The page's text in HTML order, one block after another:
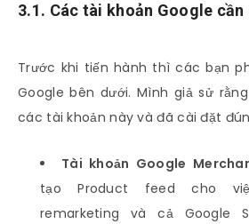
3.1. Các tài khoản Google cần
Trước khi tiến hành thì các bạn
Google bên dưới. Mình giả sử
các tài khoản này và đã cài đặt
Tài khoản Google
tạo Product feed cho
remarketing và cả Google